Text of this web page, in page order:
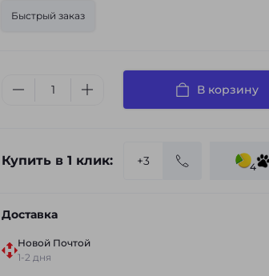
Быстрый заказ
В корзину
Купить в 1 клик: 4
Доставка
Новой Почтой
1-2 дня